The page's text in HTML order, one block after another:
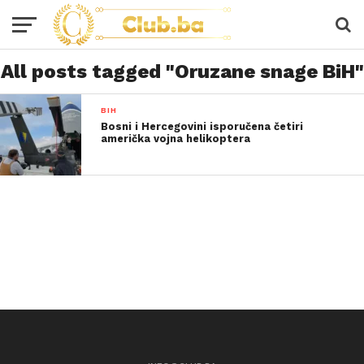
All posts tagged "Oruzane snage BiH"
BIH
Bosni i Hercegovini isporučena četiri
američka vojna helikoptera